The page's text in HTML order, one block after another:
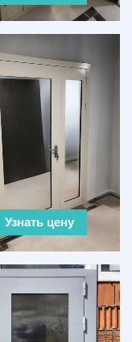
Узнать цену